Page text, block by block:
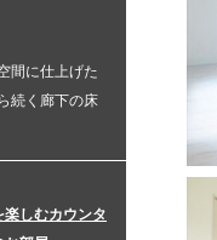
演出しました。イエローの反
アクセントで落ち着いた雰
ｗ Ｙｏｒｋ ｓｔｙ
間に仕上げた
続く廊下の床
しむカウンタ